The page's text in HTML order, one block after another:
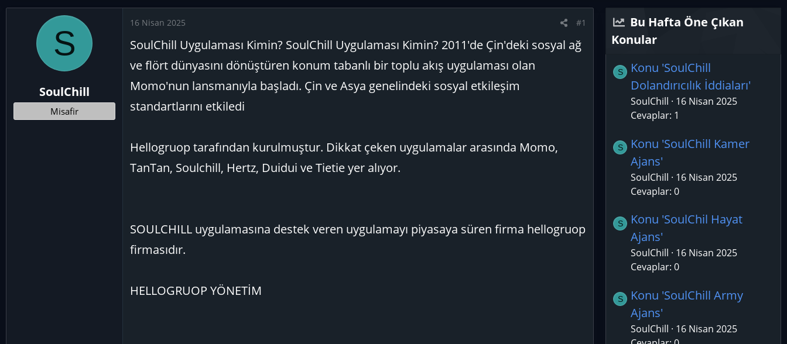
n
l
a
ş
l
g
ç
t
a
S
SoulChill
Misafir
16 Nisan 2025 #1
SoulChill Uygulaması Kimin? SoulChill Uygulaması Kimin? 2011'de Çin'deki sosyal ağ
ve flört dünyasını dönüştüren konum tabanlı bir toplu akış uygulaması olan
Momo'nun lansmanıyla başladı. Çin ve Asya genelindeki sosyal etkileşim
standartlarını etkiledi
Hellogruop tarafından kurulmuştur. Dikkat çeken uygulamalar arasında Momo,
TanTan, Soulchill, Hertz, Duidui ve Tietie yer alıyor.
SOULCHILL uygulamasına destek veren uygulamayı piyasaya süren firma hellogruop
firmasıdır.
HELLOGRUOP YÖNETİM
Bu Hafta Öne Çıkan
Konular
S
Konu 'SoulChill
Dolandırıcılık İddiaları'
SoulChill
16 Nisan 2025
Cevaplar: 1
S
Konu 'SoulChill Kamer
Ajans'
SoulChill
16 Nisan 2025
Cevaplar: 0
S
Konu 'SoulChil Hayat
Ajans'
SoulChill
16 Nisan 2025
Cevaplar: 0
S
Konu 'SoulChill Army
Ajans'
SoulChill
16 Nisan 2025